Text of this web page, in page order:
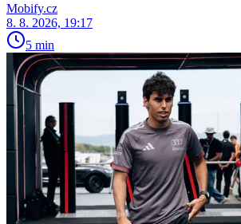
Mobify.cz
8. 8. 2026, 19:17
5 min